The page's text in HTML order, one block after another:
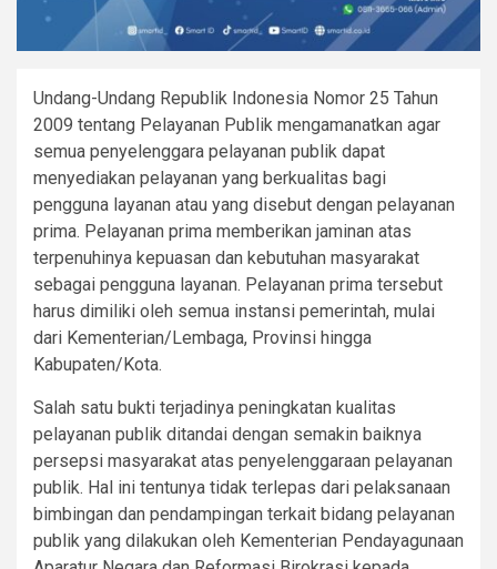
Undang-Undang Republik Indonesia Nomor 25 Tahun
2009 tentang Pelayanan Publik mengamanatkan agar
semua penyelenggara pelayanan publik dapat
menyediakan pelayanan yang berkualitas bagi
pengguna layanan atau yang disebut dengan pelayanan
prima. Pelayanan prima memberikan jaminan atas
terpenuhinya kepuasan dan kebutuhan masyarakat
sebagai pengguna layanan. Pelayanan prima tersebut
harus dimiliki oleh semua instansi pemerintah, mulai
dari Kementerian/Lembaga, Provinsi hingga
Kabupaten/Kota.
Salah satu bukti terjadinya peningkatan kualitas
pelayanan publik ditandai dengan semakin baiknya
persepsi masyarakat atas penyelenggaraan pelayanan
publik. Hal ini tentunya tidak terlepas dari pelaksanaan
bimbingan dan pendampingan terkait bidang pelayanan
publik yang dilakukan oleh Kementerian Pendayagunaan